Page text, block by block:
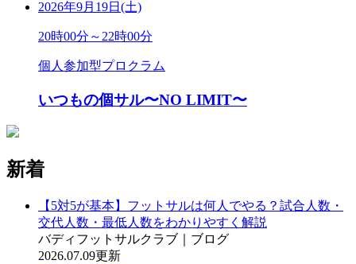
2026年9月19日(土)
20時00分～22時00分
個人参加型プロクラム
いつもの個サル〜NO LIMIT〜
新着
【5対5が基本】フットサルは何人でやる？試合人数・
交代人数・最低人数をわかりやすく解説
バディフットサルクラブ｜ブログ
2026.07.09更新